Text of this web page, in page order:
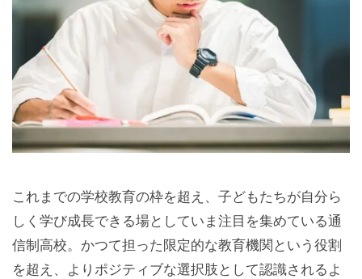
これまでの学校教育の枠を超え、子どもたちが自分ら
しく学び成長できる場としていま注目を集めている通
信制高校。かつて担った限定的な教育機関という役割
を超え、よりポジティブな選択肢として認識されるよ